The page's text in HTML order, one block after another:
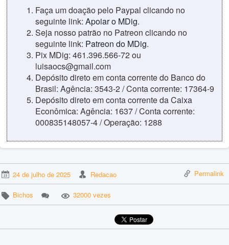
Faça um doação pelo Paypal clicando no
seguinte link: Apoiar o MDig.
Seja nosso patrão no Patreon clicando no
seguinte link: Patreon do MDig.
Pix MDig: 461.396.566-72 ou
luisaocs@gmail.com
Depósito direto em conta corrente do Banco do
Brasil: Agência: 3543-2 / Conta corrente: 17364-9
Depósito direto em conta corrente da Caixa
Econômica: Agência: 1637 / Conta corrente:
000835148057-4 / Operação: 1288
24 de julho de 2025 Redacao Permalink
Bichos 32000 vezes